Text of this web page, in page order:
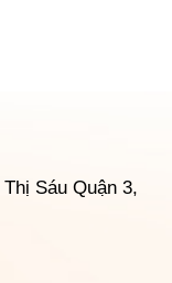
Sáu Quận 3,